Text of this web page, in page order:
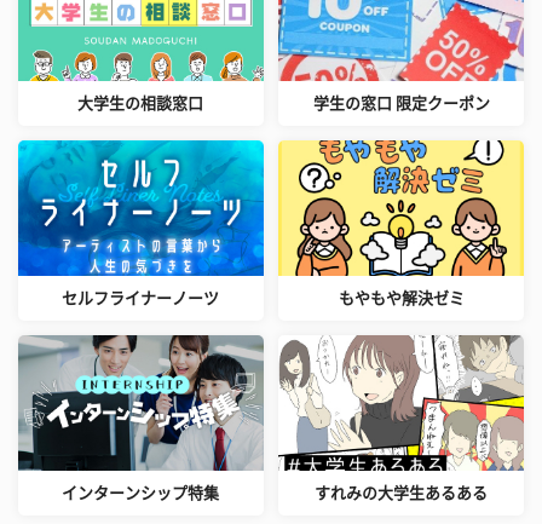
大学生の相談窓口 学生の窓口 限定クーポン
セルフライナーノーツ もやもや解決ゼミ
インターンシップ特集 すれみの大学生あるある